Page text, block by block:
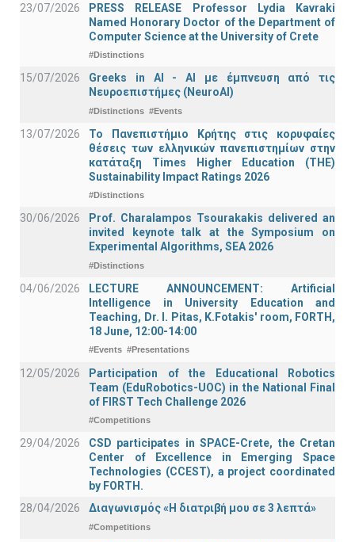
23/07/2026
PRESS RELEASE Professor Lydia Kavraki
Named Honorary Doctor of the Department of
Computer Science at the University of Crete
#Distinctions
15/07/2026
Greeks in AI - ΑΙ με έμπνευση από τις
Νευροεπιστήμες (NeuroAI)
#Distinctions #Events
13/07/2026
Το Πανεπιστήμιο Κρήτης στις κορυφαίες
θέσεις των ελληνικών πανεπιστημίων στην
κατάταξη Times Higher Education (ΤΗΕ)
Sustainability Impact Ratings 2026
#Distinctions
30/06/2026
Prof. Charalampos Tsourakakis delivered an
invited keynote talk at the Symposium on
Experimental Algorithms, SEA 2026
#Distinctions
04/06/2026
LECTURE ANNOUNCEMENT: Artificial
Intelligence in University Education and
Teaching, Dr. I. Pitas, K.Fotakis' room, FORTH,
18 June, 12:00-14:00
#Events #Presentations
12/05/2026
Participation of the Educational Robotics
Team (EduRobotics-UOC) in the National Final
of FIRST Tech Challenge 2026
#Competitions
29/04/2026
CSD participates in SPACE-Crete, the Cretan
Center of Excellence in Emerging Space
Technologies (CCEST), a project coordinated
by FORTH.
28/04/2026
Διαγωνισμός «Η διατριβή μου σε 3 λεπτά»
#Competitions